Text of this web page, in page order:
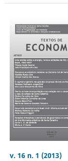
v. 16 n. 1 (2013)